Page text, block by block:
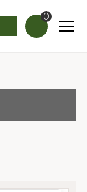
0